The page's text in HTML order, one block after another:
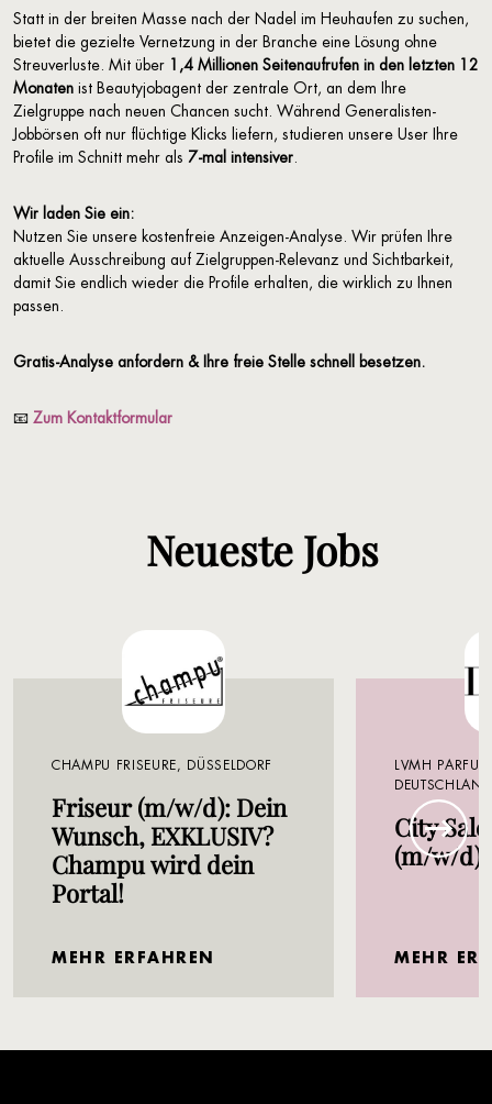
Statt in der breiten Masse nach der Nadel im Heuhaufen zu suchen,
bietet die gezielte Vernetzung in der Branche eine Lösung ohne
Streuverluste. Mit über 1,4 Millionen Seitenaufrufen in den letzten 12
Monaten ist Beautyjobagent der zentrale Ort, an dem Ihre
Zielgruppe nach neuen Chancen sucht. Während Generalisten-
Jobbörsen oft nur flüchtige Klicks liefern, studieren unsere User Ihre
Profile im Schnitt mehr als 7-mal intensiver
Wir laden Sie ein:
Nutzen Sie unsere kostenfreie Anzeigen-Analyse. Wir prüfen Ihre
aktuelle Ausschreibung auf Zielgruppen-Relevanz und Sichtbarkeit,
damit Sie endlich wieder die Profile erhalten, die wirklich zu Ihnen
passen.
Gratis-Analyse anfordern & Ihre freie Stelle schnell besetzen.
📧 Zum Kontaktformular
Neueste Jobs
CHAMPU FRISEURE, DÜSSELDORF
Friseur (m/w/d): Dein
Wunsch, EXKLUSIV?
Champu wird dein
Portal!
MEHR ERFAHREN
LVMH
BERLIN
City
(m/w/d)
MEHR